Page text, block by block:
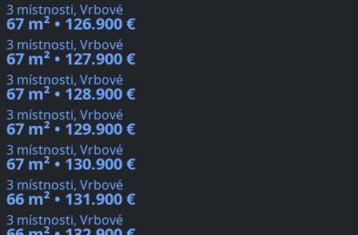
3 místnosti, Vrbové
67 m² • 126.900 €
3 místnosti, Vrbové
67 m² • 127.900 €
3 místnosti, Vrbové
67 m² • 128.900 €
3 místnosti, Vrbové
67 m² • 129.900 €
3 místnosti, Vrbové
67 m² • 130.900 €
3 místnosti, Vrbové
66 m² • 131.900 €
3 místnosti, Vrbové